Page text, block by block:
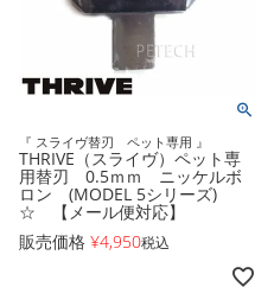
『 スライヴ替刃 ペット専用 』
THRIVE（スライヴ）ペット専
用替刃 0.5ｍｍ ニッケルボ
ロン (MODEL 5シリーズ)
☆ 【メール便対応】
販売価格 ¥4,950税込